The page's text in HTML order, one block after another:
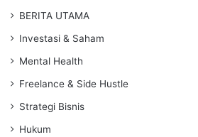
BERITA UTAMA
Investasi & Saham
Mental Health
Freelance & Side Hustle
Strategi Bisnis
Hukum